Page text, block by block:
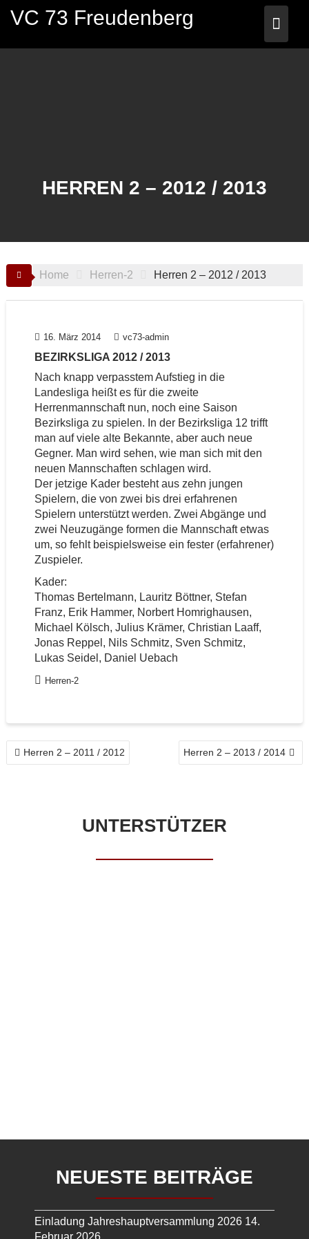
VC 73 Freudenberg
HERREN 2 – 2012 / 2013
Home Herren-2 Herren 2 – 2012 / 2013
16. März 2014 vc73-admin
BEZIRKSLIGA 2012 / 2013
Nach knapp verpasstem Aufstieg in die
Landesliga heißt es für die zweite
Herrenmannschaft nun, noch eine Saison
Bezirksliga zu spielen. In der Bezirksliga 12 trifft
man auf viele alte Bekannte, aber auch neue
Gegner. Man wird sehen, wie man sich mit den
neuen Mannschaften schlagen wird.
Der jetzige Kader besteht aus zehn jungen
Spielern, die von zwei bis drei erfahrenen
Spielern unterstützt werden. Zwei Abgänge und
zwei Neuzugänge formen die Mannschaft etwas
um, so fehlt beispielsweise ein fester (erfahrener)
Zuspieler.
Kader:
Thomas Bertelmann, Lauritz Böttner, Stefan
Franz, Erik Hammer, Norbert Homrighausen,
Michael Kölsch, Julius Krämer, Christian Laaff,
Jonas Reppel, Nils Schmitz, Sven Schmitz,
Lukas Seidel, Daniel Uebach
Herren-2
BEITRAGSNAVIGATION
Herren 2 – 2011 / 2012 Herren 2 – 2013 / 2014
UNTERSTÜTZER
NEUESTE BEITRÄGE
Einladung Jahreshauptversammlung 2026 14.